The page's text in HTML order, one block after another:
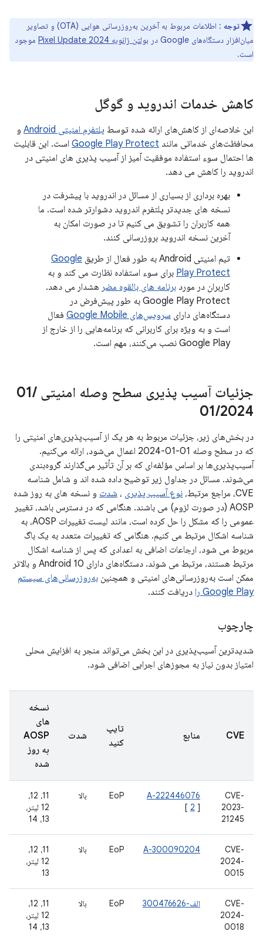
توجه
: اطلاعات مربوط به آخرین به‌روزرسانی هوایی (OTA) و تصاویر
میان‌افزار دستگاه‌های Google در
بولتن ژانویه 2024 Pixel Update
موجود
است.
کاهش خدمات اندروید و گوگل
این خلاصه‌ای از کاهش‌های ارائه شده توسط پلتفرم امنیتی Android
و
محافظت‌های خدماتی مانند Google Play Protect است. این قابلیت
ها احتمال سوء استفاده موفقیت آمیز از آسیب پذیری های امنیتی در
اندروید را کاهش می دهد.
بهره برداری از بسیاری از مسائل در اندروید با پیشرفت در
نسخه های جدیدتر پلتفرم اندروید دشوارتر شده است. ما
همه کاربران را تشویق می کنیم تا در صورت امکان به
آخرین نسخه اندروید بروزرسانی کنند.
تیم امنیتی Android به طور فعال از طریق
Google
Play Protect برای سوء استفاده نظارت می کند و به
کاربران در مورد برنامه های بالقوه مضر هشدار می دهد.
Google Play Protect به طور پیش‌فرض در
دستگاه‌های دارای سرویس‌های Google Mobile
فعال
است و به ویژه برای کاربرانی که برنامه‌هایی را از خارج از
Google Play نصب می‌کنند، مهم است.
جزئیات آسیب پذیری سطح وصله امنیتی 01 /
01/2024
در بخش‌های زیر، جزئیات مربوط به هر یک از آسیب‌پذیری‌های امنیتی را
که در سطح وصله 01-01-2024 اعمال می‌شود، ارائه می‌کنیم.
آسیب‌پذیری‌ها بر اساس مؤلفه‌ای که بر آن تأثیر می‌گذارند گروه‌بندی
می‌شوند. مسائل در جداول زیر توضیح داده شده اند و شامل شناسه
CVE، مراجع مرتبط،
نوع آسیب پذیری ، شدت و نسخه های به روز شده
AOSP (در صورت لزوم) می باشند. هنگامی که در دسترس باشد، تغییر
عمومی را که مشکل را حل کرده است، مانند لیست تغییرات AOSP، به
شناسه اشکال مرتبط می کنیم. هنگامی که تغییرات متعدد به یک باگ
مربوط می شود، ارجاعات اضافی به اعدادی که پس از شناسه اشکال
مرتبط هستند، مرتبط می شوند. دستگاه‌های دارای Android 10 و بالاتر
ممکن است به‌روزرسانی‌های امنیتی و همچنین به‌روزرسانی‌های سیستم
Google Play را
دریافت کنند.
چارچوب
شدیدترین آسیب‌پذیری در این بخش می‌تواند منجر به افزایش محلی
امتیاز بدون نیاز به مجوزهای اجرایی اضافی شود.
CVE منابع
تایپ
کنید
شدت
نسخه
های
AOSP
به روز
شده
CVE-
2023-
21245
A-222446076
[ 2 ]
EoP بالا
11، 12،
12 لیتر،
13، 14
CVE-
2024-
0015
A-300090204
EoP بالا
11، 12،
12 لیتر،
13
CVE-
2024-
0018
الف-300476626 EoP بالا
11، 12،
12 لیتر،
13، 14